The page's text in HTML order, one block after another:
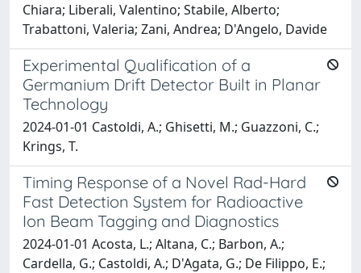
Chiara; Liberali, Valentino; Stabile, Alberto;
Trabattoni, Valeria; Zani, Andrea; D'Angelo, Davide
Experimental Qualification of a
Germanium Drift Detector Built in Planar
Technology
2024-01-01 Castoldi, A.; Ghisetti, M.; Guazzoni, C.;
Krings, T.
Timing Response of a Novel Rad-Hard
Fast Detection System for Radioactive
Ion Beam Tagging and Diagnostics
2024-01-01 Acosta, L.; Altana, C.; Barbon, A.;
Cardella, G.; Castoldi, A.; D'Agata, G.; De Filippo, E.;